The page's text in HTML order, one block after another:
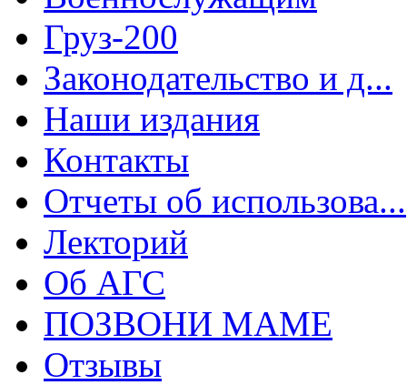
Груз-200
Законодательство и д...
Наши издания
Контакты
Отчеты об использова...
Лекторий
Об АГС
ПОЗВОНИ МАМЕ
Отзывы